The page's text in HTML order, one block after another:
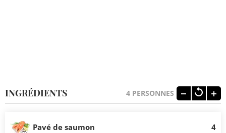
INGRÉDIENTS 4 PERSONNES
Pavé de saumon 4